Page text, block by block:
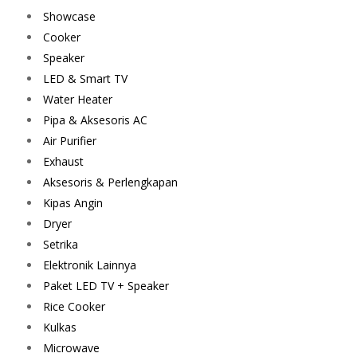
Showcase
Cooker
Speaker
LED & Smart TV
Water Heater
Pipa & Aksesoris AC
Air Purifier
Exhaust
Aksesoris & Perlengkapan
Kipas Angin
Dryer
Setrika
Elektronik Lainnya
Paket LED TV + Speaker
Rice Cooker
Kulkas
Microwave